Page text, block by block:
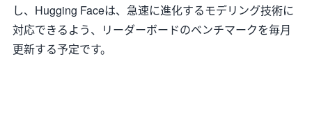
し、Hugging Faceは、急速に進化するモデリング技術に
対応できるよう、リーダーボードのベンチマークを毎月
更新する予定です。